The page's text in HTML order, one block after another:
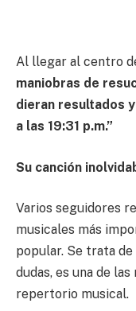
Al llegar al centro
maniobras de
dieran resultados
a las 19:31 p.m.”
Su canción
Varios seguidores
musicales más
popular. Se trata de
dudas, es una de
repertorio musical.